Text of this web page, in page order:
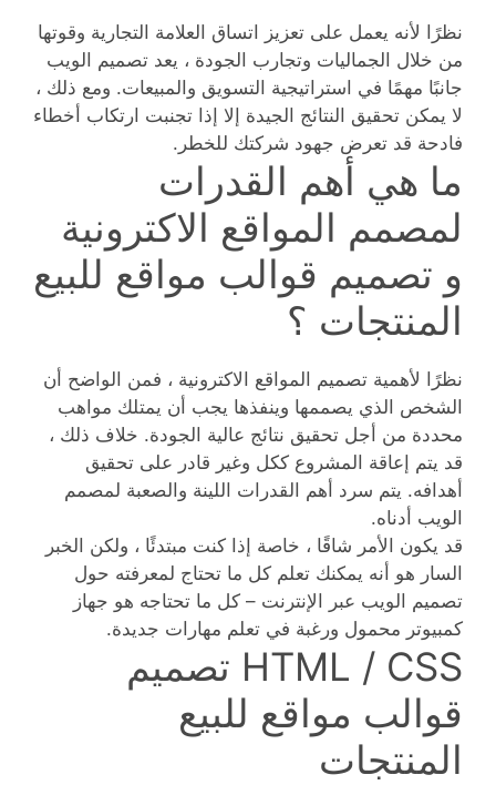
نظرًا لأنه يعمل على تعزيز اتساق العلامة التجارية وقوتها
من خلال الجماليات وتجارب الجودة ، يعد تصميم الويب
جانبًا مهمًا في استراتيجية التسويق والمبيعات. ومع ذلك ،
لا يمكن تحقيق النتائج الجيدة إلا إذا تجنبت ارتكاب أخطاء
فادحة قد تعرض جهود شركتك للخطر.
ما هي أهم القدرات
لمصمم المواقع الاكترونية
و تصميم قوالب مواقع للبيع
المنتجات ؟
نظرًا لأهمية تصميم المواقع الاكترونية ، فمن الواضح أن
الشخص الذي يصممها وينفذها يجب أن يمتلك مواهب
محددة من أجل تحقيق نتائج عالية الجودة. خلاف ذلك ،
قد يتم إعاقة المشروع ككل وغير قادر على تحقيق
أهدافه. يتم سرد أهم القدرات اللينة والصعبة لمصمم
الويب أدناه.
قد يكون الأمر شاقًا ، خاصة إذا كنت مبتدئًا ، ولكن الخبر
السار هو أنه يمكنك تعلم كل ما تحتاج لمعرفته حول
تصميم الويب عبر الإنترنت – كل ما تحتاجه هو جهاز
كمبيوتر محمول ورغبة في تعلم مهارات جديدة.
HTML / CSS تصميم
قوالب مواقع للبيع
المنتجات